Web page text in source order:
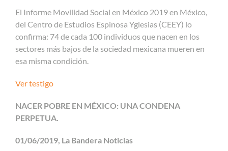
El Informe Movilidad Social en México 2019 en México,
del Centro de Estudios Espinosa Yglesias (CEEY) lo
confirma: 74 de cada 100 individuos que nacen en los
sectores más bajos de la sociedad mexicana mueren en
esa misma condición.
Ver testigo
NACER POBRE EN MÉXICO: UNA CONDENA
PERPETUA.
01/06/2019, La Bandera Noticias